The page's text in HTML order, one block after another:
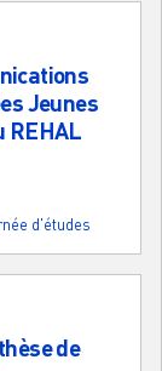
Jeunes
REHAL
d'études
de